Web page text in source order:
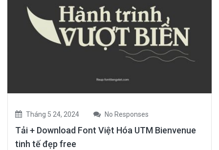
Tháng 5 24, 2024 No Responses
Tải + Download Font Việt Hóa UTM Bienvenue
tinh tế đẹp free